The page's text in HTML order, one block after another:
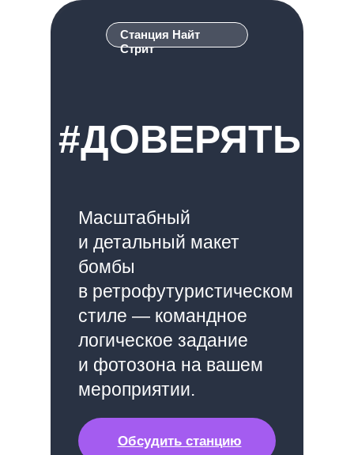
Станция Найт
Стрит
#ДОВЕРЯТЬ
Масштабный
и детальный макет
бомбы
в ретрофутуристическом
стиле — командное
логическое задание
и фотозона на вашем
мероприятии.
Обсудить станцию